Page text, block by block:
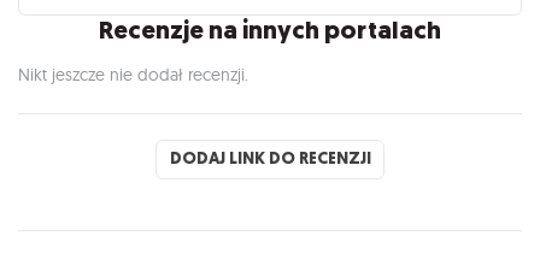
Recenzje na innych portalach
Nikt jeszcze nie dodał recenzji.
DODAJ LINK DO RECENZJI